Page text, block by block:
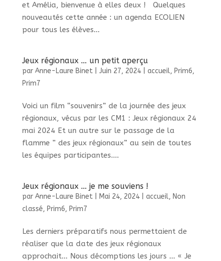
et Amélia, bienvenue à elles deux ! Quelques
nouveautés cette année : un agenda ECOLIEN
pour tous les élèves...
Jeux régionaux … un petit aperçu
par Anne-Laure Binet| Juin 27, 2024| accueil, Prim6,
Prim7
Voici un film “souvenirs” de la journée des jeux
régionaux, vécus par les CM1 : Jeux régionaux 24
mai 2024 Et un autre sur le passage de la
flamme ” des jeux régionaux” au sein de toutes
les équipes participantes....
Jeux régionaux … je me souviens !
par Anne-Laure Binet| Mai 24, 2024| accueil, Non
classé, Prim6, Prim7
Les derniers préparatifs nous permettaient de
réaliser que la date des jeux régionaux
approchait… Nous décomptions les jours … « Je